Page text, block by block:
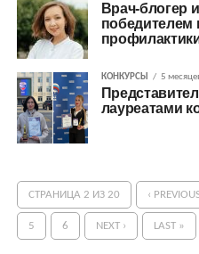
Врач-блогер
победителем
КОНКУРСЫ 5
лауреатами
СТРАНИЦА 2 ИЗ 20 ‹
5 6 NEXT › LAST »